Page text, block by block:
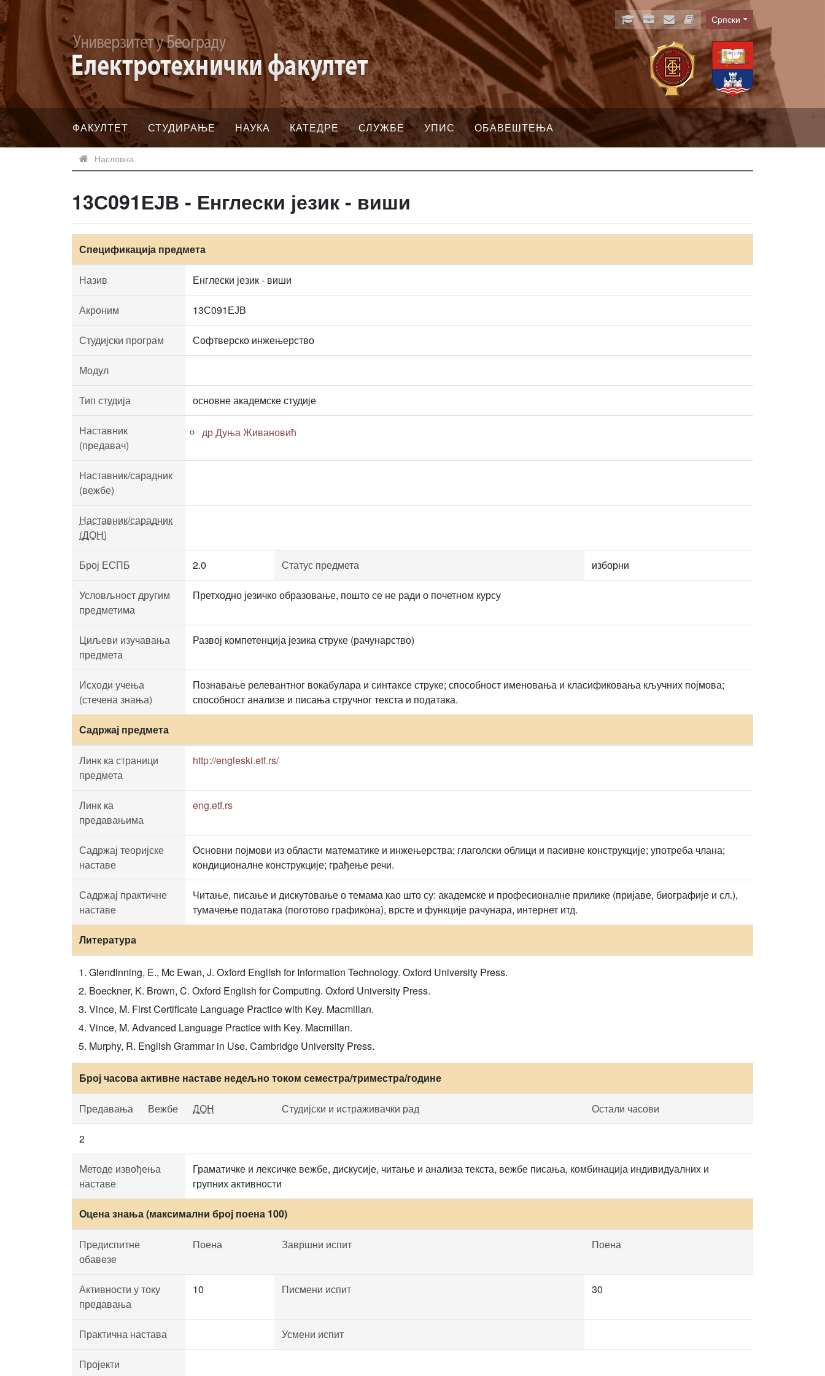
Language
Српски
ФАКУЛТЕТ СТУДИРАЊЕ НАУКА КАТЕДРЕ СЛУЖБЕ УПИС ОБАВЕШТЕЊА
Насловна
13С091ЕЈВ - Енглески језик - виши
Спецификација предмета
Назив Енглески језик - виши
Акроним 13С091ЕЈВ
Студијски програм Софтверско инжењерство
Модул
Тип студија основне академске студије
Наставник
(предавач)
др Дуња Живановић
Наставник/сарадник
(вежбе)
Наставник/сарадник
(ДОН)
Број ЕСПБ 2.0 Статус предмета изборни
Условљност другим
предметима
Претходно језичко образовање, пошто се не ради о почетном курсу
Циљеви изучавања
предмета
Развој компетенција језика струке (рачунарство)
Исходи учења
(стечена знања)
Познавање релевантног вокабулара и синтаксе струке; способност именовања и класификовања кључних појмова;
способност анализе и писања стручног текста и података.
Садржај предмета
Линк ка страници
предмета
http://engleski.etf.rs/
Линк ка
предавањима
eng.etf.rs
Садржај теоријске
наставе
Основни појмови из области математике и инжењерства; глаголски облици и пасивне конструкције; употреба члана;
кондиционалне конструкције; грађење речи.
Садржај практичне
наставе
Читање, писање и дискутовање о темама као што су: академске и професионалне прилике (пријаве, биографије и сл.),
тумачење података (поготово графикона), врсте и функције рачунара, интернет итд.
Литература
Glendinning, E., Mc Ewan, J. Oxford English for Information Technology. Oxford University Press.
Boeckner, K. Brown, C. Oxford English for Computing. Oxford University Press.
Vince, M. First Certificate Language Practice with Key. Macmillan.
Vince, M. Advanced Language Practice with Key. Macmillan.
Murphy, R. English Grammar in Use. Cambridge University Press.
Број часова активне наставе недељно током семестра/триместра/године
Предавања Вежбе ДОН Студијски и истраживачки рад Остали часови
2
Методе извођења
наставе
Граматичке и лексичке вежбе, дискусије, читање и анализа текста, вежбе писања, комбинација индивидуалних и
групних активности
Оцена знања (максимални број поена 100)
Предиспитне
обавезе
Поена Завршни испит Поена
Активности у току
предавања
10 Писмени испит 30
Практична настава Усмени испит
Пројекти